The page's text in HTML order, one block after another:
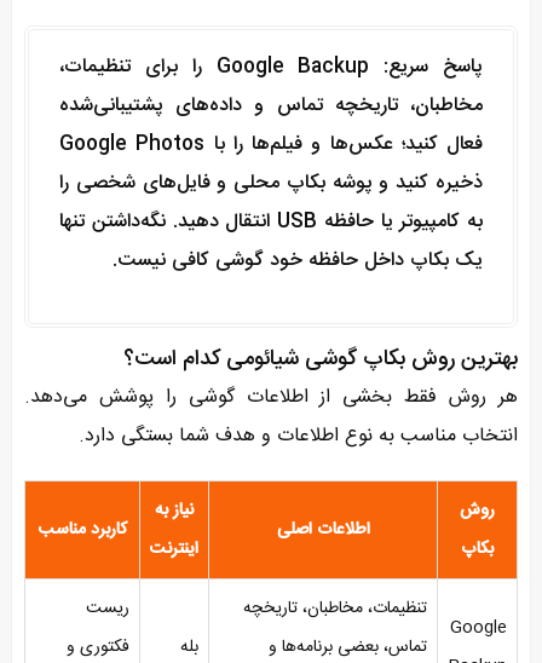
پاسخ سریع:
Google Backup را برای تنظیمات،
مخاطبان، تاریخچه تماس و داده‌های پشتیبانی‌شده
فعال کنید؛ عکس‌ها و فیلم‌ها را با Google Photos
ذخیره کنید و پوشه بکاپ محلی و فایل‌های شخصی را
به کامپیوتر یا حافظه USB انتقال دهید. نگه‌داشتن تنها
یک بکاپ داخل حافظه خود گوشی کافی نیست.
بهترین روش بکاپ گوشی شیائومی کدام است؟
هر روش فقط بخشی از اطلاعات گوشی را پوشش می‌دهد.
انتخاب مناسب به نوع اطلاعات و هدف شما بستگی دارد.
روش
بکاپ
اطلاعات اصلی
نیاز به
اینترنت
کاربرد مناسب
Google
تنظیمات، مخاطبان، تاریخچه
تماس، بعضی برنامه‌ها و
بله
ریست
فکتوری و